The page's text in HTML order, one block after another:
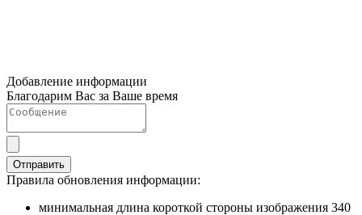
Добавление информации
Благодарим Вас за Ваше время
Отправить
Правила обновления информации:
минимальная длина короткой стороны изображения 340